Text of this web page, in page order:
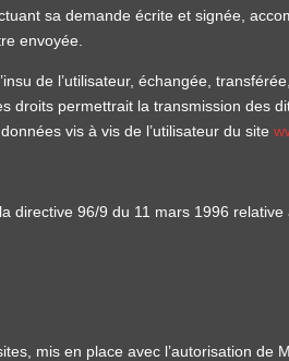
sa demande écrite et signée,
envoyée.
de l’utilisateur, échangée,
droits permettrait la transmission des
vis à vis de l’utilisateur du site
directive 96/9 du 11 mars 1996
mis en place avec l’autorisation de